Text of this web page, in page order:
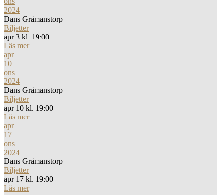
2024
Dans Gråmanstorp
Biljetter
apr 3 kl. 19:00
Läs mer
apr
10
ons
2024
Dans Gråmanstorp
Biljetter
apr 10 kl. 19:00
Läs mer
apr
17
ons
2024
Dans Gråmanstorp
Biljetter
apr 17 kl. 19:00
Läs mer